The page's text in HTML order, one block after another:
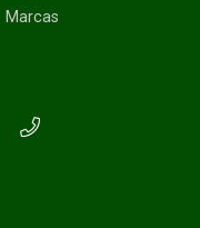
Marcas